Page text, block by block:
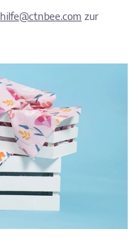
hilfe@ctnbee.com zur